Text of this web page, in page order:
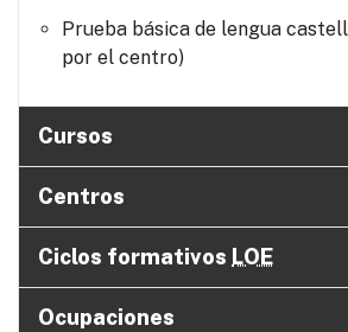
Prueba básica de lengua
por el centro)
Cursos
Centros
Ciclos formativos LOE
Ocupaciones